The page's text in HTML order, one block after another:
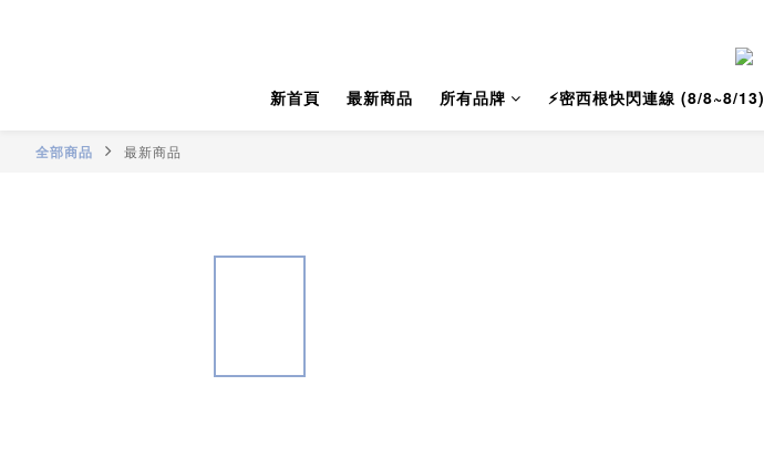
新首頁 最新商品 所有品牌 ⚡️密西根快閃連線 (8/8~8/13)
全部商品 最新商品